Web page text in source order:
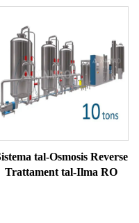
tal-Osmosis Reverse
Trattament tal-Ilma RO